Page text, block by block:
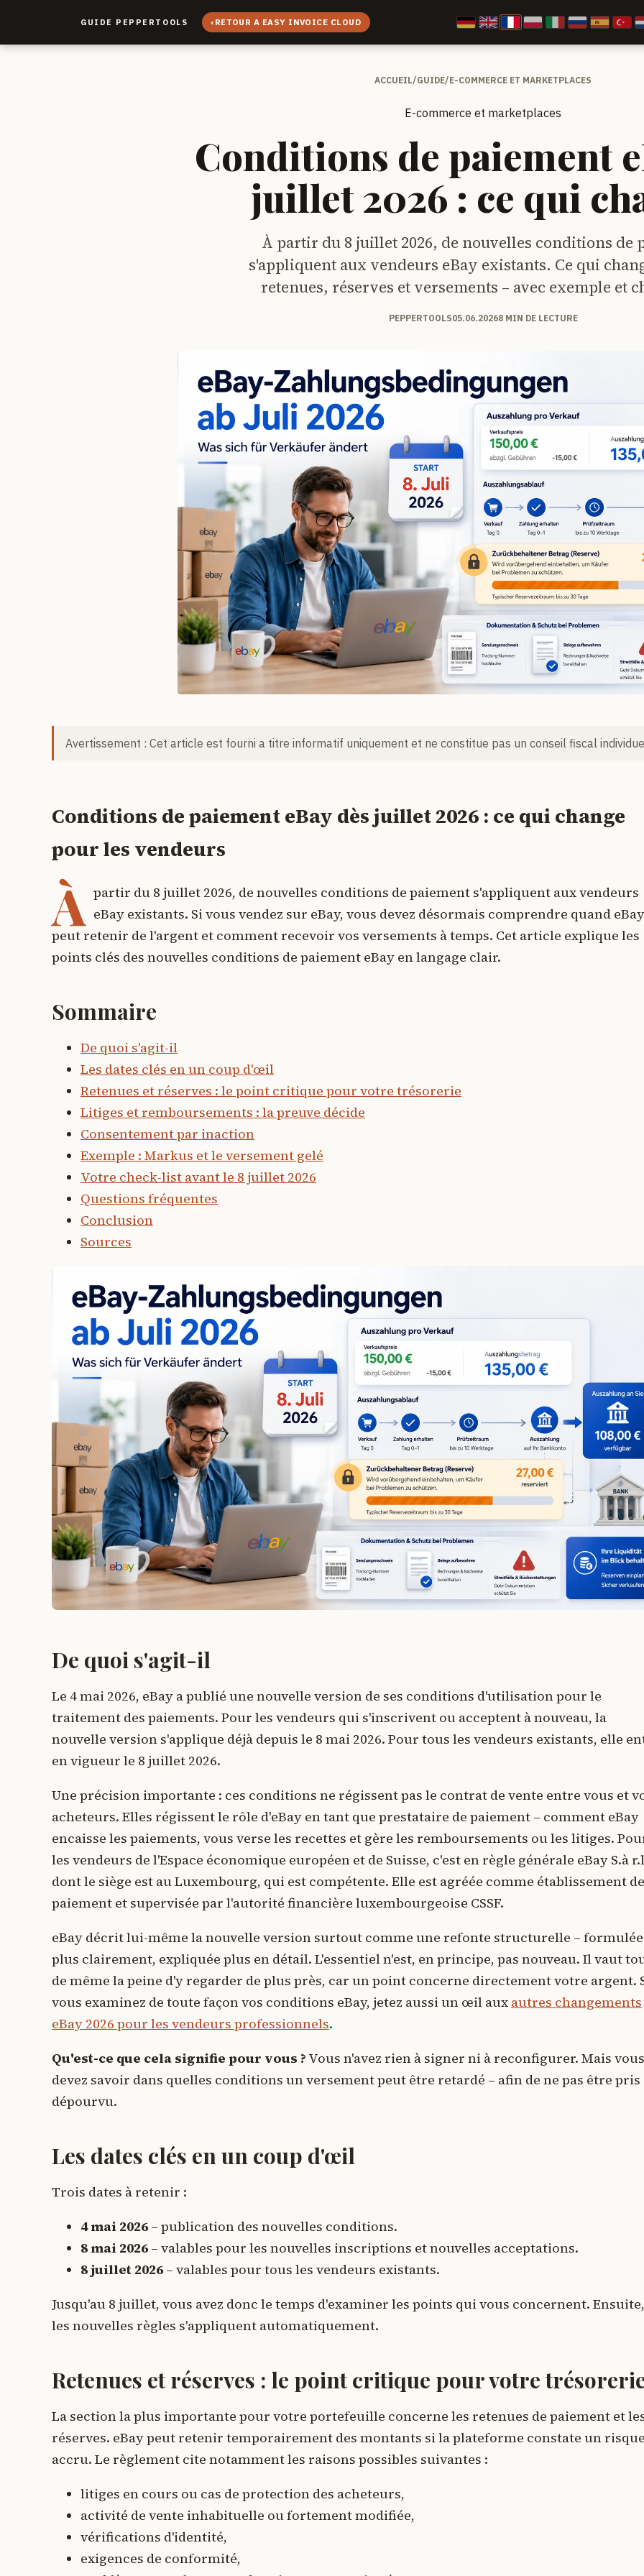
GUIDE PEPPERTOOLS ‹ RETOUR A EASY INVOICE CLOUD
ACCUEIL/GUIDE/E-COMMERCE ET MARKETPLACES
E-commerce et marketplaces
Conditions de paiement
juillet 2026 : ce qui
À partir du 8 juillet 2026, de nouvelles conditions de
s'appliquent aux vendeurs eBay existants. Ce qui
retenues, réserves et versements – avec exemple et
PEPPERTOOLS05.06.20268 MIN DE LECTURE
Avertissement : Cet article est fourni a titre informatif uniquement et ne constitue pas un conseil fiscal
Conditions de paiement eBay dès juillet 2026 : ce qui change
pour les vendeurs
À partir du 8 juillet 2026, de nouvelles conditions de paiement s'appliquent aux vendeurs
eBay existants. Si vous vendez sur eBay, vous devez désormais comprendre quand eBay
peut retenir de l'argent et comment recevoir vos versements à temps. Cet article explique les
points clés des nouvelles conditions de paiement eBay en langage clair.
Sommaire
De quoi s'agit-il
Les dates clés en un coup d'œil
Retenues et réserves : le point critique pour votre trésorerie
Litiges et remboursements : la preuve décide
Consentement par inaction
Exemple : Markus et le versement gelé
Votre check-list avant le 8 juillet 2026
Questions fréquentes
Conclusion
Sources
De quoi s'agit-il
Le 4 mai 2026, eBay a publié une nouvelle version de ses conditions d'utilisation pour le
traitement des paiements. Pour les vendeurs qui s'inscrivent ou acceptent à nouveau, la
nouvelle version s'applique déjà depuis le 8 mai 2026. Pour tous les vendeurs existants, elle
en vigueur le 8 juillet 2026.
Une précision importante : ces conditions ne régissent pas le contrat de vente entre vous et
acheteurs. Elles régissent le rôle d'eBay en tant que prestataire de paiement – comment eBay
encaisse les paiements, vous verse les recettes et gère les remboursements ou les litiges.
les vendeurs de l'Espace économique européen et de Suisse, c'est en règle générale eBay S.à
dont le siège est au Luxembourg, qui est compétente. Elle est agréée comme établissement de
paiement et supervisée par l'autorité financière luxembourgeoise CSSF.
eBay décrit lui-même la nouvelle version surtout comme une refonte structurelle – formulée
plus clairement, expliquée plus en détail. L'essentiel n'est, en principe, pas nouveau. Il vaut
de même la peine d'y regarder de plus près, car un point concerne directement votre argent.
vous examinez de toute façon vos conditions eBay, jetez aussi un œil aux autres changements
eBay 2026 pour les vendeurs professionnels.
Qu'est-ce que cela signifie pour vous ? Vous n'avez rien à signer ni à reconfigurer. Mais vous
devez savoir dans quelles conditions un versement peut être retardé – afin de ne pas être pris
dépourvu.
Les dates clés en un coup d'œil
Trois dates à retenir :
4 mai 2026 – publication des nouvelles conditions.
8 mai 2026 – valables pour les nouvelles inscriptions et nouvelles acceptations.
8 juillet 2026 – valables pour tous les vendeurs existants.
Jusqu'au 8 juillet, vous avez donc le temps d'examiner les points qui vous concernent. Ensuite,
les nouvelles règles s'appliquent automatiquement.
Retenues et réserves : le point critique pour votre
La section la plus importante pour votre portefeuille concerne les retenues de paiement et
réserves. eBay peut retenir temporairement des montants si la plateforme constate un
accru. Le règlement cite notamment les raisons possibles suivantes :
litiges en cours ou cas de protection des acheteurs,
activité de vente inhabituelle ou fortement modifiée,
vérifications d'identité,
exigences de conformité,